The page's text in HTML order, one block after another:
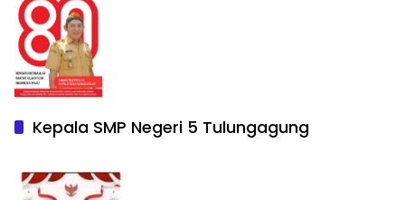
Kepala SMP Negeri 5 Tulungagung